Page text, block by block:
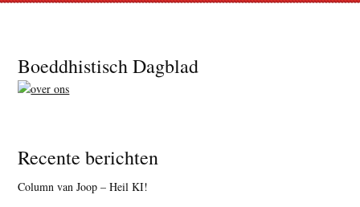
Footer
Boeddhistisch Dagblad
Recente berichten
Column van Joop – Heil KI!